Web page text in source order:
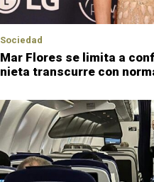
Sociedad
Mar Flores se limita a
nieta transcurre con